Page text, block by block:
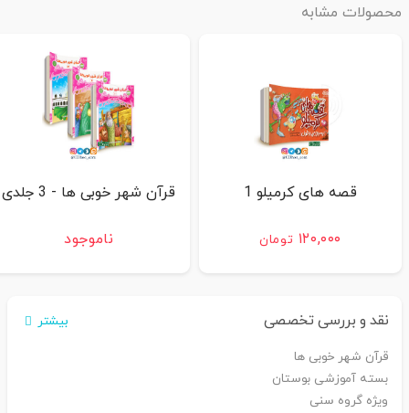
محصولات مشابه
قصه های کرمیلو 1
۱۲۰,۰۰۰ تومان
قرآن شهر خوبی ها - 3 جلدی
ناموجود
نقد و بررسی تخصصی بیشتر
قرآن شهر خوبی ها
بسته آموزشی بوستان
ویژه گروه سنی